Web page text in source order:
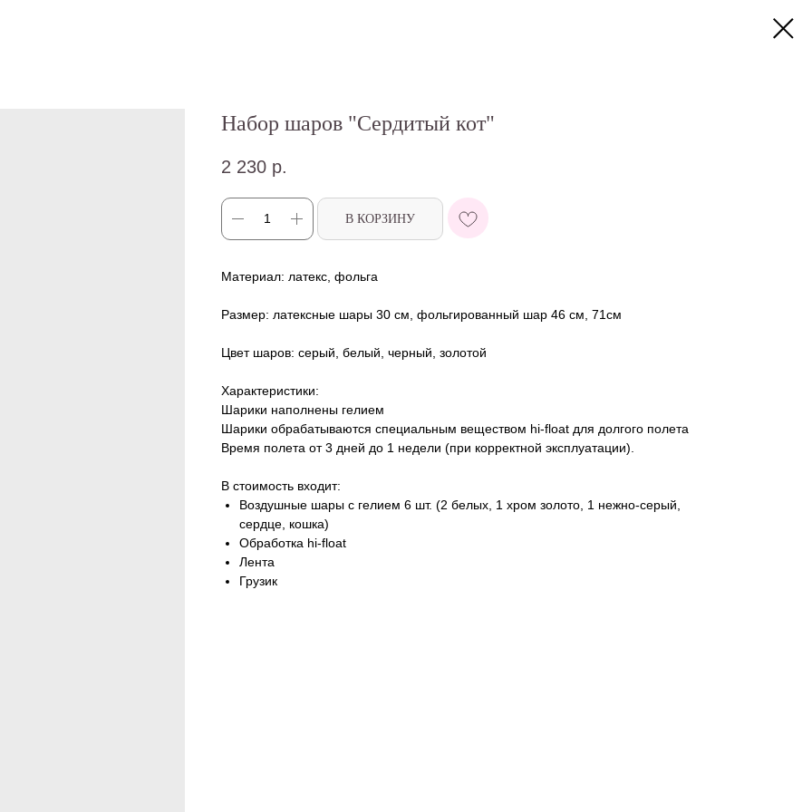
Набор шаров "Сердитый кот"
2 230 р.
В КОРЗИНУ
Материал: латекс, фольга
Размер: латексные шары 30 см, фольгированный шар 46 см, 71см
Цвет шаров: серый, белый, черный, золотой
Характеристики:
Шарики наполнены гелием
Шарики обрабатываются специальным веществом hi-float для долгого полета
Время полета от 3 дней до 1 недели (при корректной эксплуатации).
В стоимость входит:
Воздушные шары с гелием 6 шт. (2 белых, 1 хром золото, 1 нежно-серый,
сердце, кошка)
Обработка hi-float
Лента
Грузик